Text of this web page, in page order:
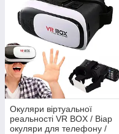
Окуляри віртуальної
реальності VR BOX / Віар
окуляри для телефону /